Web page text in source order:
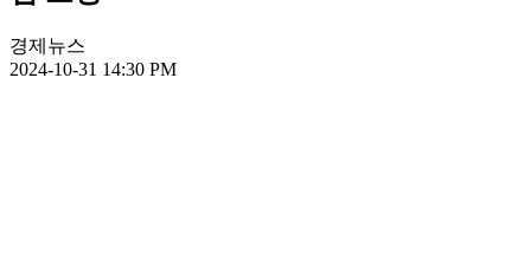
경제뉴스
2024-10-31 14:30 PM